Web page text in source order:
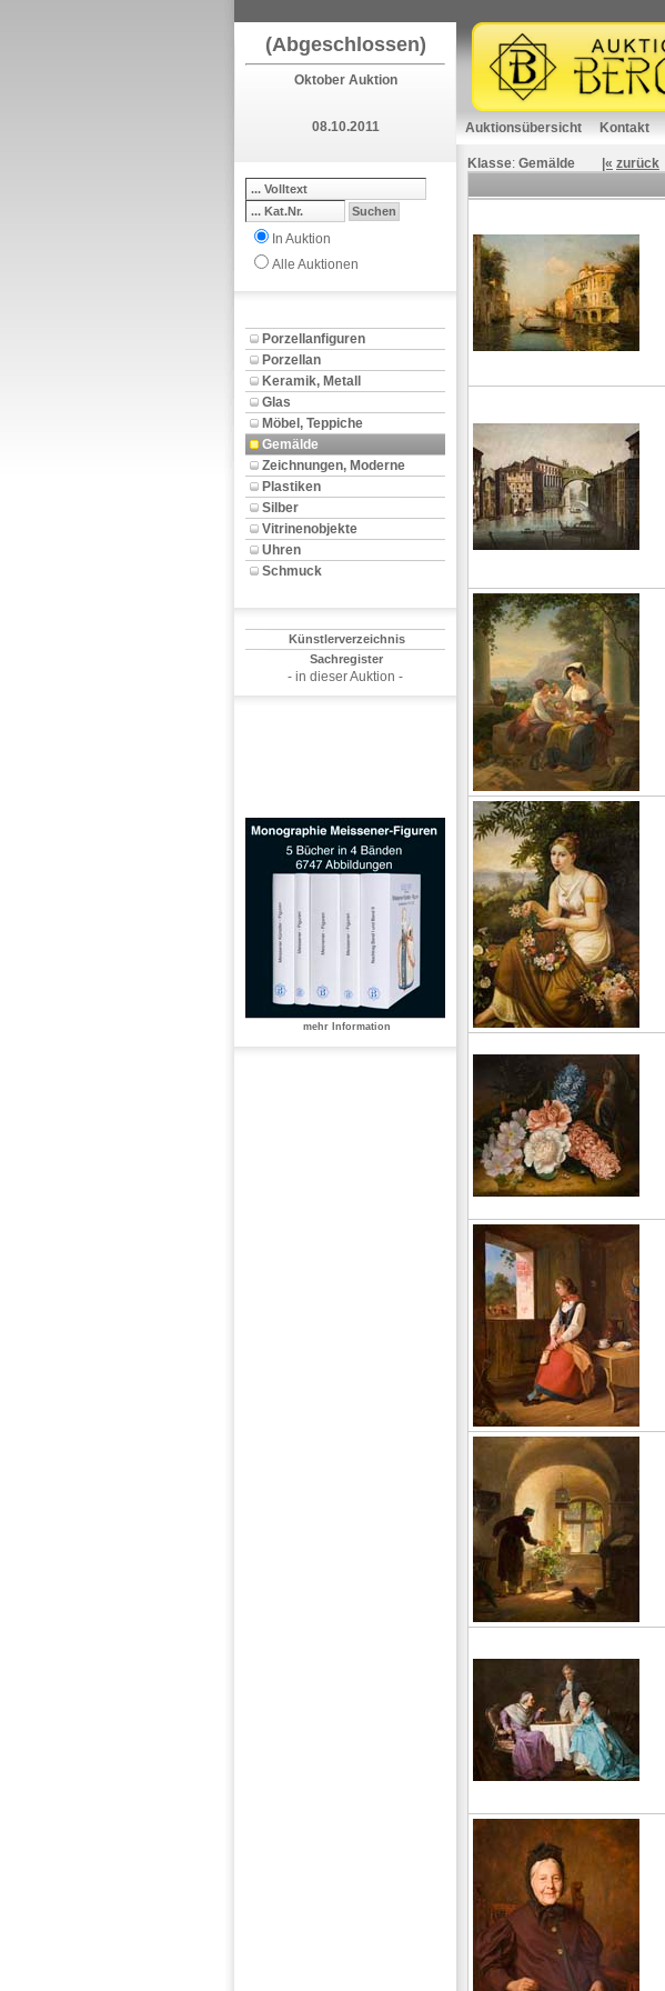
(Abgeschlossen)
Oktober Auktion
08.10.2011
In Auktion
Alle Auktionen
Porzellanfiguren
Porzellan
Keramik, Metall
Glas
Möbel, Teppiche
Gemälde
Zeichnungen, Moderne
Plastiken
Silber
Vitrinenobjekte
Uhren
Schmuck
Künstlerverzeichnis
Sachregister
- in dieser Auktion -
mehr Information
Auktionsübersicht Kontakt
Klasse: Gemälde |« zurück